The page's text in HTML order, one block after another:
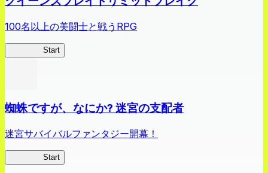
100名以上の美闘士と戦うRPG
Start
蜘蛛ですが、なにか? 迷宮の支配者
迷宮サバイバルファンタジー開幕！
Start